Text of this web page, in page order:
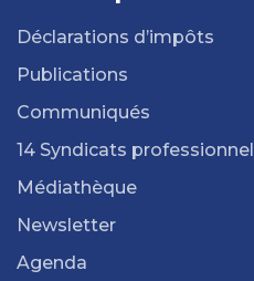
Déclarations d’impôts
Publications
Communiqués
14 Syndicats
Médiathèque
Newsletter
Agenda